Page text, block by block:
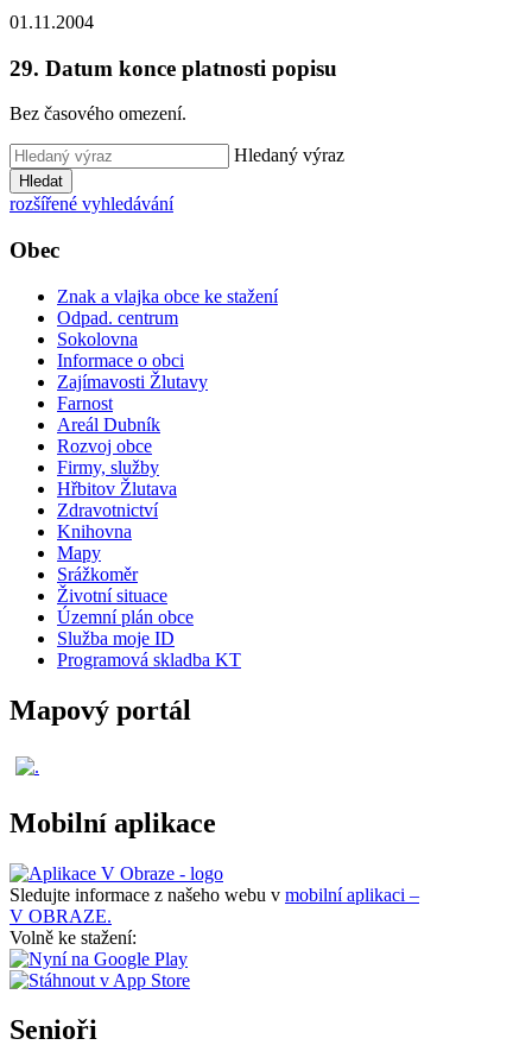
01.11.2004
29. Datum konce platnosti popisu
Bez časového omezení.
Hledaný výraz
Hledat
rozšířené vyhledávání
Obec
Znak a vlajka obce ke stažení
Odpad. centrum
Sokolovna
Informace o obci
Zajímavosti Žlutavy
Farnost
Areál Dubník
Rozvoj obce
Firmy, služby
Hřbitov Žlutava
Zdravotnictví
Knihovna
Mapy
Srážkoměr
Životní situace
Územní plán obce
Služba moje ID
Programová skladba KT
Mapový portál
Mobilní aplikace
Sledujte informace z našeho webu v mobilní aplikaci –
V OBRAZE.
Volně ke stažení:
Senioři